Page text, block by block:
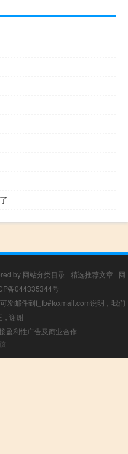
by 网站分类目录 | 精选推荐文章 | 网
备044335344号
发邮件到f_fb#foxmail.com说明，我们
，谢谢
盈利性广告及商业合作